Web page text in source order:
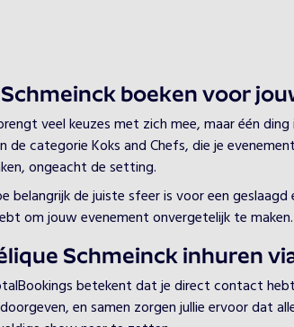
boeken voor
veel keuzes met zich mee, maar één
categorie Koks and Chefs, die je
ongeacht de setting.
belangrijk de juiste sfeer is voor een
om jouw evenement onvergetelijk te maken.
Schmeinck inhuren
betekent dat je direct contact
en samen zorgen jullie ervoor